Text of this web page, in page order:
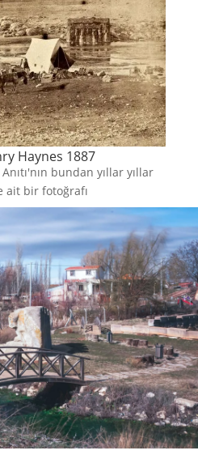
Haynes 1887
bundan yıllar yıllar
ait bir fotoğrafı